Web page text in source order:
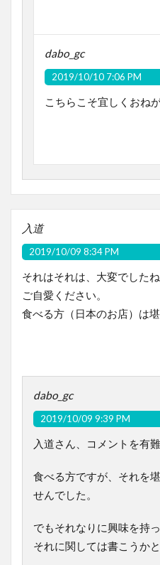
dabo_gc
2019/10/10 7:06 PM
こちらこそ宜しくおね
入道
2019/10/09 8:34 PM
それはそれは、大変でしたね
ご自愛ください。
食べる方（日本のお店）は
dabo_gc
2019/10/09 9:39 PM
入道さん、コメントを有
食べる方ですが、それを
せんでした。
でもそれなりに興味を持
それに関しては書こうかと